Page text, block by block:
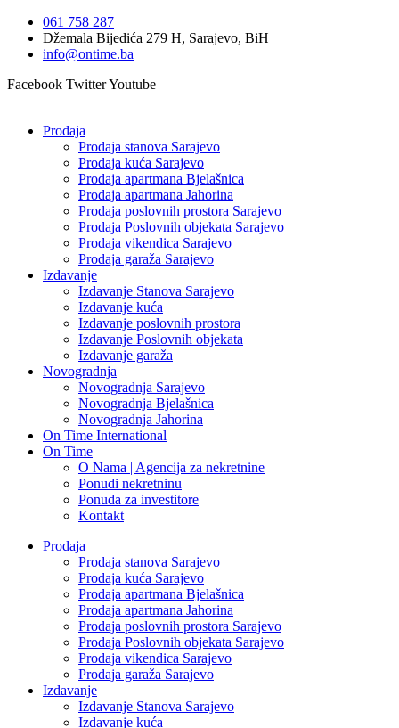
sadržaj
061 758 287
Džemala Bijedića 279 H, Sarajevo, BiH
info@ontime.ba
Facebook TwitterYoutube
Prodaja
Prodaja stanova Sarajevo
Prodaja kuća Sarajevo
Prodaja apartmana Bjelašnica
Prodaja apartmana Jahorina
Prodaja poslovnih prostora Sarajevo
Prodaja Poslovnih objekata Sarajevo
Prodaja vikendica Sarajevo
Prodaja garaža Sarajevo
Izdavanje
Izdavanje Stanova Sarajevo
Izdavanje kuća
Izdavanje poslovnih prostora
Izdavanje Poslovnih objekata
Izdavanje garaža
Novogradnja
Novogradnja Sarajevo
Novogradnja Bjelašnica
Novogradnja Jahorina
On Time International
On Time
O Nama | Agencija za nekretnine
Ponudi nekretninu
Ponuda za investitore
Kontakt
Prodaja
Prodaja stanova Sarajevo
Prodaja kuća Sarajevo
Prodaja apartmana Bjelašnica
Prodaja apartmana Jahorina
Prodaja poslovnih prostora Sarajevo
Prodaja Poslovnih objekata Sarajevo
Prodaja vikendica Sarajevo
Prodaja garaža Sarajevo
Izdavanje
Izdavanje Stanova Sarajevo
Izdavanje kuća